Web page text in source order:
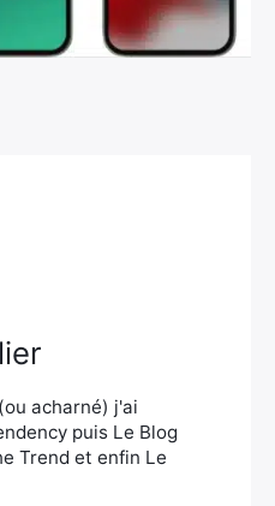
acharné) j'ai
puis Le Blog
Trend et enfin Le